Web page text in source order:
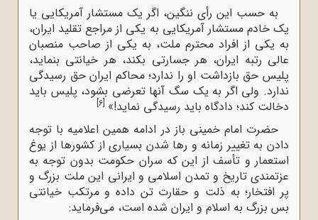
به حسب این رأى ننگین، اگر یک مستشار آمریکایى یا
یک خادم مستشار آمریکایى به یکى از مراجع تقلید ایران،
به یکى از افراد محترم ملت، به یکى از صاحب منصبان
عالى رتبه ایران، هر جسارتى بکند، هر خیانتى بنماید،
پلیس حق بازداشت او را ندارد؛ محاکم ایران حق رسیدگى
ندارد. ولى اگر به یک سگ آنها تعرضى بشود، پلیس باید
دخالت کند؛ دادگاه باید رسیدگى نماید!» [6]
حضرت امام خمینی باز در ادامه همین اعلامیه با توجه
دادن به تغییر زمانه و رها شدن بسیاری از کشورها از یوغ
استعمار و تأسف از این که سران حکومت بدون توجه به
عزتمندی تاریخ و تمدن اسلامی و ایرانی این ملت بزرگ و
پر افتخار؛ به ذلت و حقارت تن داده و مرتکب خیانتی
بس بزرگ به اسلام و ایران شده است، می‌فرماید: